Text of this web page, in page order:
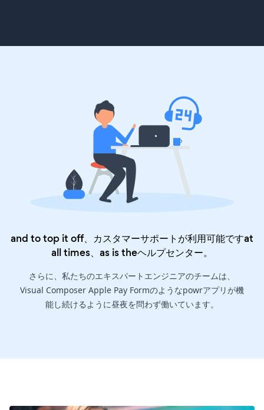
and to top it off、カスタマーサポートが利用可能ですat
all times、as is theヘルプセンター。
さらに、私たちのエキスパートエンジニアのチームは、
Visual Composer Apple Pay Formのようなpowrアプリが機
能し続けるように昼夜を問わず働いています。